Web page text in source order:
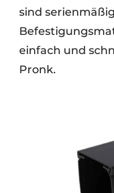
sind
einfach und
Pronk.